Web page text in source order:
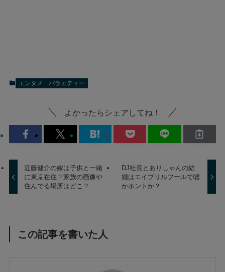
エンタメ バラエティー
よかったらシェアしてね！
近藤健介の嫁は子供と一緒
に東京在住？家族の画像や
住んでる場所はどこ？
DJ社長とありしゃんの結
婚はエイプリルフールで嘘
かホントか？
この記事を書いた人